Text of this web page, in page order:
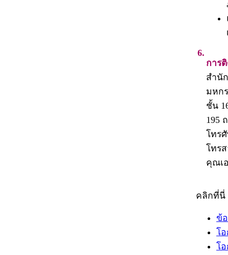
6.
การ
สำนั
มหก
ชั้น
195
โทร
โทรส
คุณเ
คลิกที่นี่
ข้
โ
โ